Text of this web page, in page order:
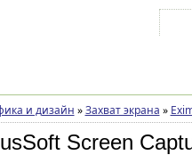
и дизайн » Захват экрана »
Screen